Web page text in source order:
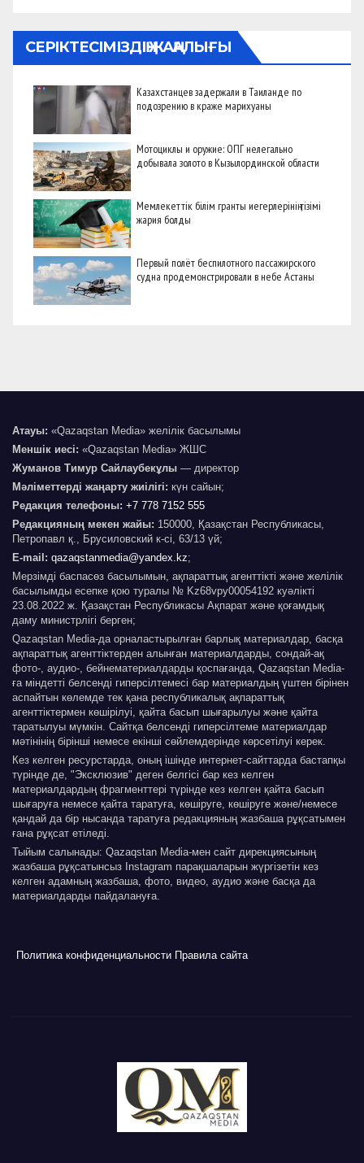
СЕРІКТЕСІМІЗДІҢ ЖАҢАЛЫҒЫ
Казахстанцев задержали в Таиланде по
подозрению в краже марихуаны
Мотоциклы и оружие: ОПГ нелегально
добывала золото в Кызылординской области
Мемлекеттік білім гранты иегерлерінің тізімі
жария болды
Первый полёт беспилотного пассажирского
судна продемонстрировали в небе Астаны
Атауы: «Qazaqstan Media» желілік басылымы
Меншік иесі: «Qazaqstan Media» ЖШС
Жуманов Тимур Сайлаубекұлы — директор
Мәліметтерді жаңарту жиілігі: күн сайын;
Редакция телефоны: +7 778 7152 555
Редакцияның мекен жайы: 150000, Қазақстан Республикасы,
Петропавл қ., Брусиловский к-сі, 63/13 үй;
E-mail: qazaqstanmedia@yandex.kz;
Мерзімді баспасөз басылымын, ақпараттық агенттікті және желілік
басылымды есепке қою туралы № Kz68vpy00054192 куәлікті
23.08.2022 ж. Қазақстан Республикасы Ақпарат және қоғамдық
даму министрлігі берген;
Qazaqstan Media-да орналастырылған барлық материалдар, басқа
ақпараттық агенттіктерден алынған материалдарды, сондай-ақ
фото-, аудио-, бейнематериалдарды қоспағанда, Qazaqstan Media-
ға міндетті белсенді гиперсілтемесі бар материалдың үштен бірінен
аспайтын көлемде тек қана республикалық ақпараттық
агенттіктермен көшірілуі, қайта басып шығарылуы және қайта
таратылуы мүмкін. Сайтқа белсенді гиперсілтеме материалдар
мәтінінің бірінші немесе екінші сөйлемдерінде көрсетілуі керек.
Кез келген ресурстарда, оның ішінде интернет-сайттарда бастапқы
түрінде де, "Эксклюзив" деген белгісі бар кез келген
материалдардың фрагменттері түрінде кез келген қайта басып
шығаруға немесе қайта таратуға, көшіруге, көшіруге және/немесе
қандай да бір нысанда таратуға редакцияның жазбаша рұқсатымен
ғана рұқсат етіледі.
Тыйым салынады: Qazaqstan Media-мен сайт дирекциясының
жазбаша рұқсатынсыз Instagram парақшаларын жүргізетін кез
келген адамның жазбаша, фото, видео, аудио және басқа да
материалдарды пайдалануға.
Политика конфиденциальности Правила сайта